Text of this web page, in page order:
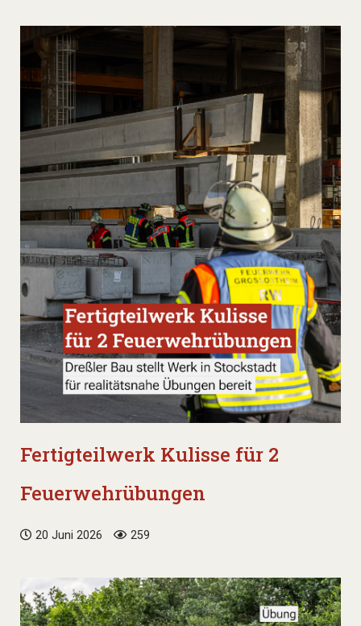
Fertigteilwerk Kulisse für 2
Feuerwehrübungen
20 Juni 2026 259